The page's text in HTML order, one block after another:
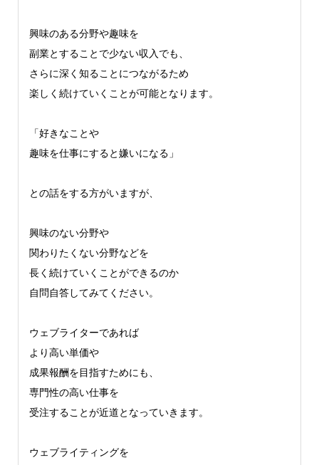
興味のある分野や趣味を
副業とすることで少ない収入でも、
さらに深く知ることにつながるため
楽しく続けていくことが可能となります。
「好きなことや
趣味を仕事にすると嫌いになる」
との話をする方がいますが、
興味のない分野や
関わりたくない分野などを
長く続けていくことができるのか
自問自答してみてください。
ウェブライターであれば
より高い単価や
成果報酬を目指すためにも、
専門性の高い仕事を
受注することが近道となっていきます。
ウェブライティングを